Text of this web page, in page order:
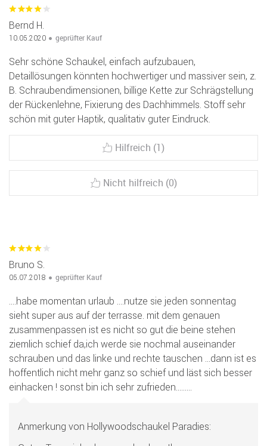
Bernd H.
10.05.2020 geprüfter Kauf
Sehr schöne Schaukel, einfach aufzubauen,
Detaillösungen könnten hochwertiger und massiver sein, z.
B. Schraubendimensionen, billige Kette zur Schrägstellung
der Rückenlehne, Fixierung des Dachhimmels. Stoff sehr
schön mit guter Haptik, qualitativ guter Eindruck.
Hilfreich (1)
Nicht hilfreich (0)
Bruno S.
05.07.2018 geprüfter Kauf
....habe momentan urlaub ....nutze sie jeden sonnentag
sieht super aus auf der terrasse. mit dem genauen
zusammenpassen ist es nicht so gut die beine stehen
ziemlich schief da,ich werde sie nochmal auseinander
schrauben und das linke und rechte tauschen ...dann ist es
hoffentlich nicht mehr ganz so schief und läst sich besser
einhacken ! sonst bin ich sehr zufrieden.........
Anmerkung von Hollywoodschaukel Paradies: